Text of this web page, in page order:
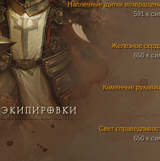
Железное
650 к
Каменные
Наплечные щитки
591 к
Свет
650 к